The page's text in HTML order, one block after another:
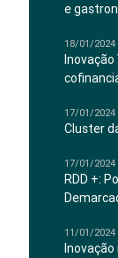
e
18/01/2024
17/01/2024
Cluster
17/01/2024
RDD +:
11/01/2024